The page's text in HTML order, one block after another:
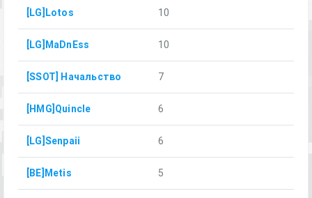
[LG]Lotos 10
[LG]MaDnEss 10
[SSOT] Начальство 7
[HMG]Quincle 6
[LG]Senpaii 6
[BE]Metis 5